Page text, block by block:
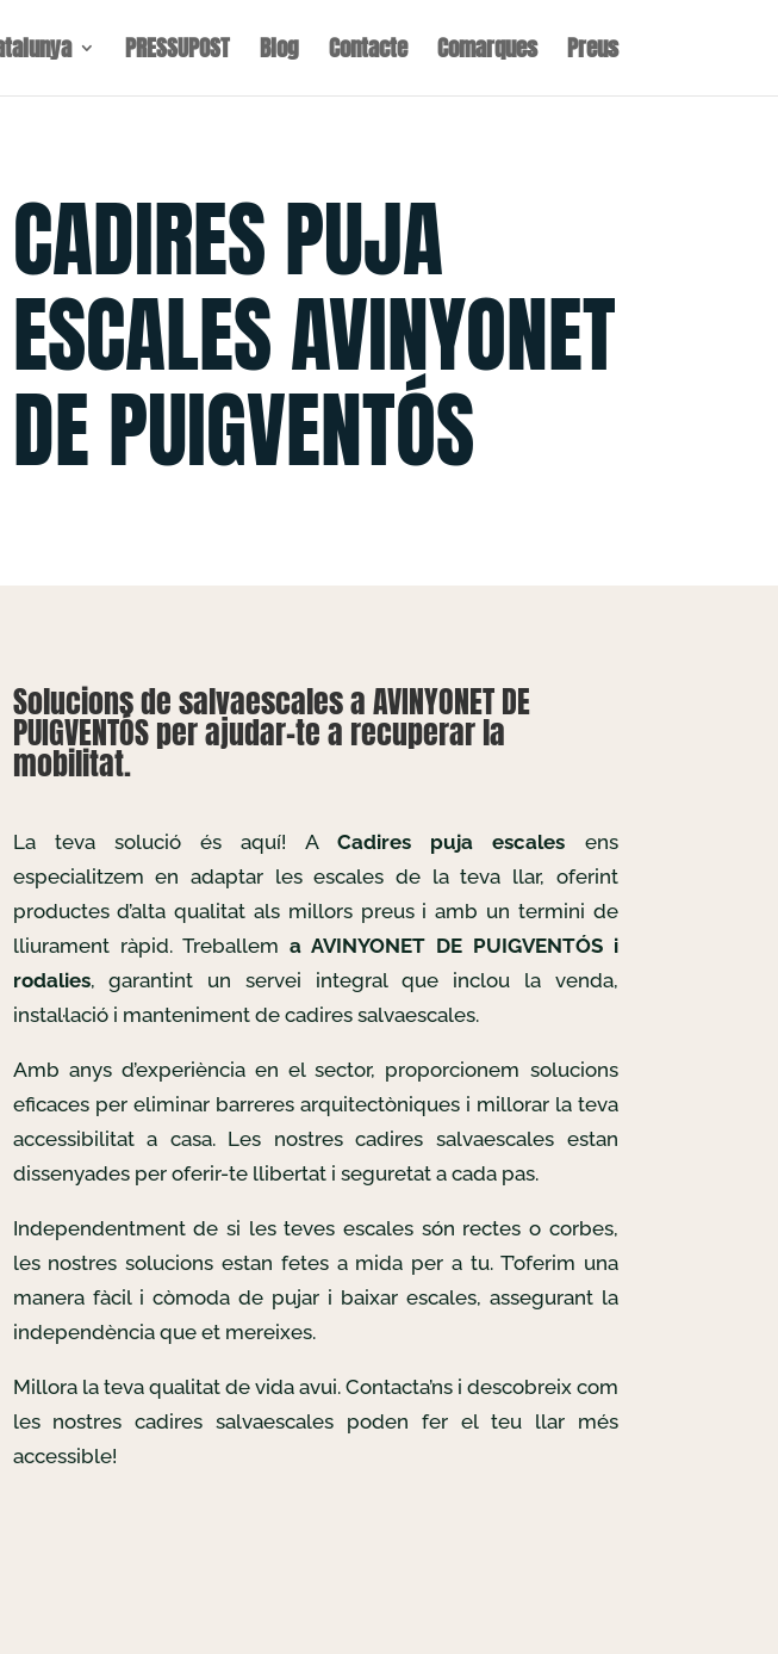
PRESSUPOST Blog Contacte Comarques Preus
CADIRES PUJA
ESCALES AVINYONET
DE PUIGVENTÓS
Solucions de salvaescales a AVINYONET DE
PUIGVENTÓS per ajudar-te a recuperar la
mobilitat.
La teva solució és aquí! A Cadires puja escales ens
especialitzem en adaptar les escales de la teva llar, oferint
productes d’alta qualitat als millors preus i amb un termini de
lliurament ràpid. Treballem a AVINYONET DE PUIGVENTÓS i
rodalies, garantint un servei integral que inclou la venda,
instal·lació i manteniment de cadires salvaescales.
Amb anys d’experiència en el sector, proporcionem solucions
eficaces per eliminar barreres arquitectòniques i millorar la teva
accessibilitat a casa. Les nostres cadires salvaescales estan
dissenyades per oferir-te llibertat i seguretat a cada pas.
Independentment de si les teves escales són rectes o corbes,
les nostres solucions estan fetes a mida per a tu. T’oferim una
manera fàcil i còmoda de pujar i baixar escales, assegurant la
independència que et mereixes.
Millora la teva qualitat de vida avui. Contacta’ns i descobreix com
les nostres cadires salvaescales poden fer el teu llar més
accessible!